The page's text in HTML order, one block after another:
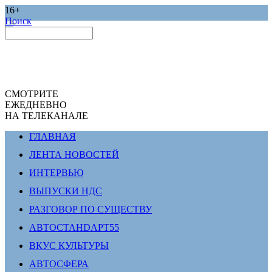
16+
Поиск
СМОТРИТЕ
ЕЖЕДНЕВНО
НА ТЕЛЕКАНАЛЕ
ГЛАВНАЯ
ЛЕНТА НОВОСТЕЙ
ИНТЕРВЬЮ
ВЫПУСКИ НДС
РАЗГОВОР ПО СУЩЕСТВУ
АВТОСТАНDАРТ55
ВКУС КУЛЬТУРЫ
АВТОСФЕРА